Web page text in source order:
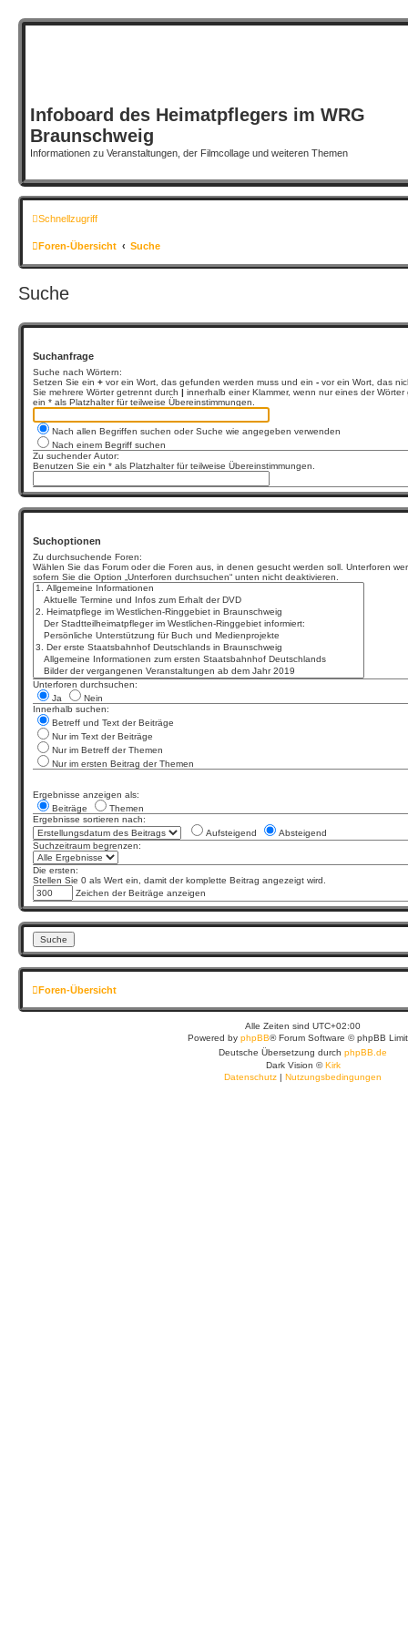
Infoboard des Heimatpflegers im WRG
Braunschweig
Informationen zu Veranstaltungen, der Filmcollage und weiteren Themen
Schnellzugriff
Foren-Übersicht Suche
Suche
Suchanfrage
Suche nach Wörtern:
Setzen Sie ein + vor ein Wort, das gefunden werden muss und ein - vor ein Wort, das
Sie mehrere Wörter getrennt durch | innerhalb einer Klammer, wenn nur eines der
ein * als Platzhalter für teilweise Übereinstimmungen.
Nach allen Begriffen suchen oder Suche wie angegeben verwenden
Nach einem Begriff suchen
Zu suchender Autor:
Benutzen Sie ein * als Platzhalter für teilweise Übereinstimmungen.
Suchoptionen
Zu durchsuchende Foren:
Wählen Sie das Forum oder die Foren aus, in denen gesucht werden soll. Unterforen
sofern Sie die Option „Unterforen durchsuchen“ unten nicht deaktivieren.
Unterforen durchsuchen:
Ja
Nein
Innerhalb suchen:
Betreff und Text der Beiträge
Nur im Text der Beiträge
Nur im Betreff der Themen
Nur im ersten Beitrag der Themen
Ergebnisse anzeigen als:
Beiträge
Themen
Ergebnisse sortieren nach:
Aufsteigend
Absteigend
Suchzeitraum begrenzen:
Die ersten:
Stellen Sie 0 als Wert ein, damit der komplette Beitrag angezeigt wird.
Zeichen der Beiträge anzeigen
Foren-Übersicht
Alle Zeiten sind UTC+02:00
Powered by phpBB® Forum Software © phpBB
Deutsche Übersetzung durch phpBB.de
Dark Vision ©Kirk
Datenschutz | Nutzungsbedingungen